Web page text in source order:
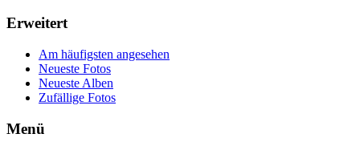
Erweitert
Am häufigsten angesehen
Neueste Fotos
Neueste Alben
Zufällige Fotos
Menü